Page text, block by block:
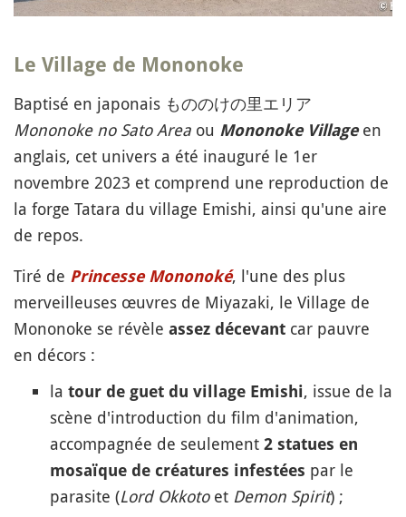
Le Village de Mononoke
Baptisé en japonais もののけの里エリア
Mononoke no Sato Area ou Mononoke Villageen
anglais, cet univers a été inauguré le 1er
novembre 2023 et comprend une reproduction de
la forge Tatara du village Emishi, ainsi qu'une aire
de repos.
Tiré de Princesse Mononoké, l'une des plus
merveilleuses œuvres de Miyazaki, le Village de
Mononoke se révèle assez décevant car pauvre
en décors :
la tour de guet du village Emishi, issue de la
scène d'introduction du film d'animation,
accompagnée de seulement 2 statues en
mosaïque de créatures infestées par le
parasite (Lord Okkotoet Demon Spirit) ;